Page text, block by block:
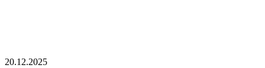
20.12.2025